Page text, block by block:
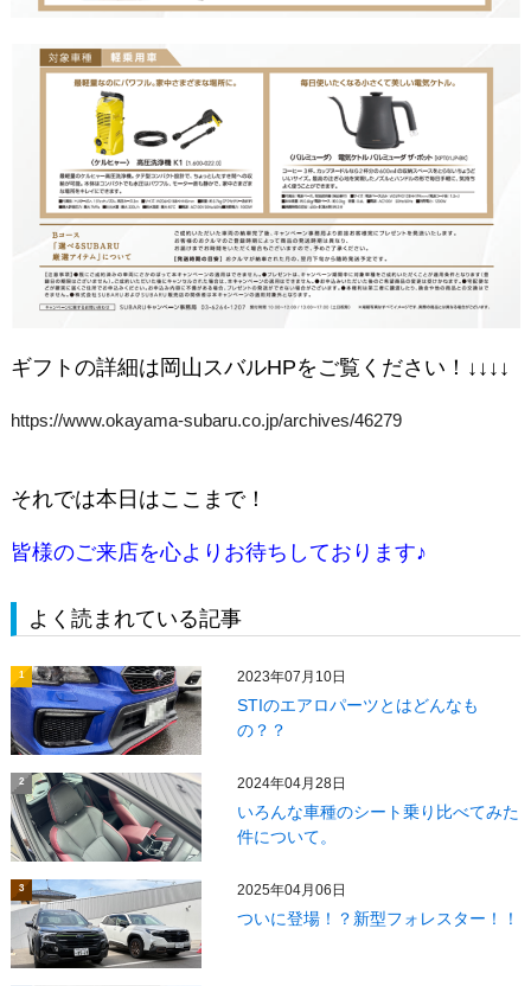
ギフトの詳細は岡山スバルHPをご覧ください！↓↓↓↓
https://www.okayama-subaru.co.jp/archives/46279
それでは本日はここまで！
皆様のご来店を心よりお待ちしております♪
よく読まれている記事
1 2023年07月10日
STIのエアロパーツとはどんなも
の？？
2 2024年04月28日
いろんな車種のシート乗り比べてみた
件について。
3 2025年04月06日
ついに登場！？新型フォレスター！！